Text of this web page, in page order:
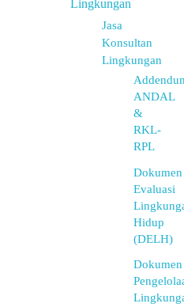
Lingkungan
Jasa
Konsultan
Lingkungan
ANDAL
&
RKL-
RPL
Dokumen
Evaluasi
Hidup
(DELH)
Dokumen